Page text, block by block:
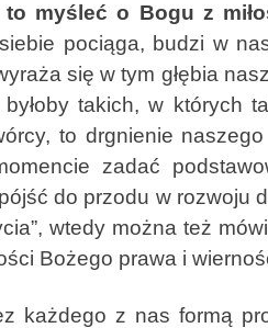
myśleć o Bogu z
pociąga, budzi w
się w tym głębia
takich, w których
to drgnienie
zadać
do przodu w rozwoju
wtedy można też
Bożego prawa i
z nas formą